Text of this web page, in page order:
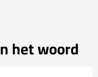
het woord